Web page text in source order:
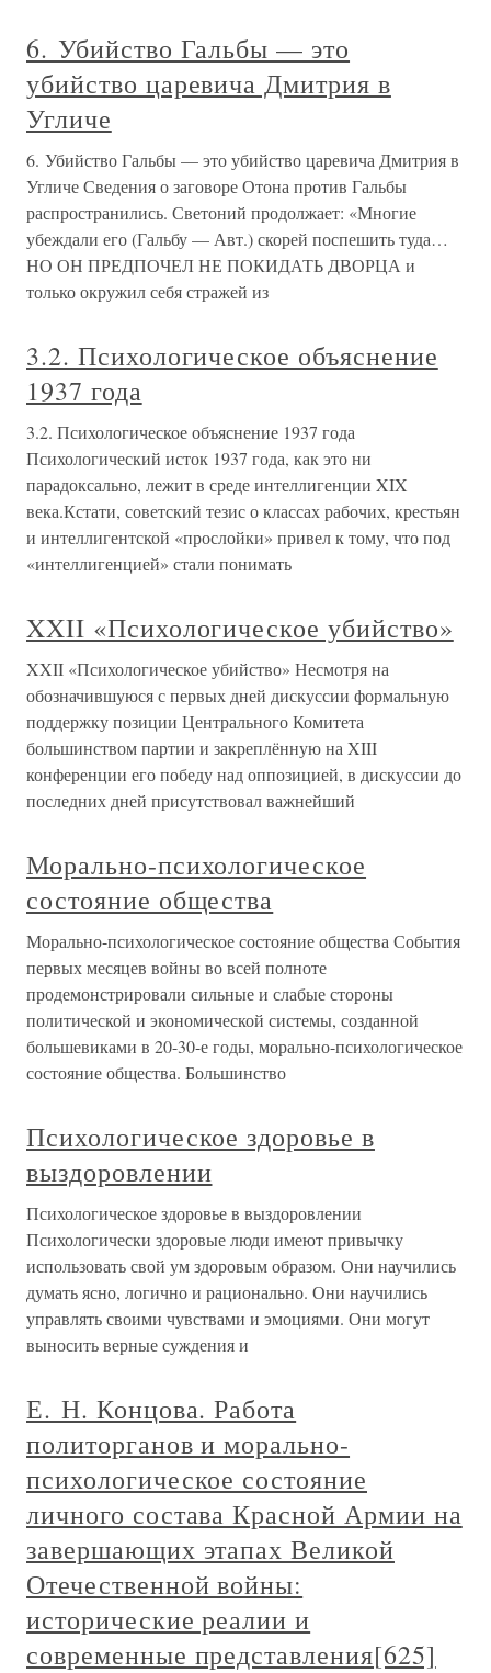
6. Убийство Гальбы — это
убийство царевича Дмитрия в
Угличе
6. Убийство Гальбы — это убийство царевича Дмитрия в
Угличе Сведения о заговоре Отона против Гальбы
распространились. Светоний продолжает: «Многие
убеждали его (Гальбу — Авт.) скорей поспешить туда…
НО ОН ПРЕДПОЧЕЛ НЕ ПОКИДАТЬ ДВОРЦА и
только окружил себя стражей из
3.2. Психологическое объяснение
1937 года
3.2. Психологическое объяснение 1937 года
Психологический исток 1937 года, как это ни
парадоксально, лежит в среде интеллигенции XIX
века.Кстати, советский тезис о классах рабочих, крестьян
и интеллигентской «прослойки» привел к тому, что под
«интеллигенцией» стали понимать
XXII «Психологическое убийство»
XXII «Психологическое убийство» Несмотря на
обозначившуюся с первых дней дискуссии формальную
поддержку позиции Центрального Комитета
большинством партии и закреплённую на XIII
конференции его победу над оппозицией, в дискуссии до
последних дней присутствовал важнейший
Морально-психологическое
состояние общества
Морально-психологическое состояние общества События
первых месяцев войны во всей полноте
продемонстрировали сильные и слабые стороны
политической и экономической системы, созданной
большевиками в 20-30-е годы, морально-психологическое
состояние общества. Большинство
Психологическое здоровье в
выздоровлении
Психологическое здоровье в выздоровлении
Психологически здоровые люди имеют привычку
использовать свой ум здоровым образом. Они научились
думать ясно, логично и рационально. Они научились
управлять своими чувствами и эмоциями. Они могут
выносить верные суждения и
Е. Н. Концова. Работа
политорганов и морально-
психологическое состояние
личного состава Красной Армии на
завершающих этапах Великой
Отечественной войны:
исторические реалии и
современные представления[625]